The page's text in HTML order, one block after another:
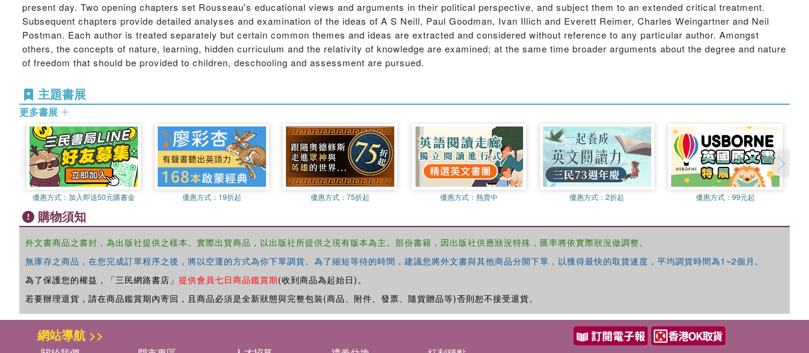
present day. Two opening chapters set Rousseau's educational views and arguments in their political perspective, and subject them to an extended critical treatment.
Subsequent chapters provide detailed analyses and examination of the ideas of A S Neill, Paul Goodman, Ivan Illich and Everett Reimer, Charles Weingartner and Neil
Postman. Each author is treated separately but certain common themes and ideas are extracted and considered without reference to any particular author. Amongst
others, the concepts of nature, learning, hidden curriculum and the relativity of knowledge are examined; at the same time broader arguments about the degree and nature
of freedom that should be provided to children, deschooling and assessment are pursued.
主題書展
更多書展
優惠方式： 加入即送50元購書金 優惠方式： 19折起 優惠方式：75折起 優惠方式： 熱賣中 優惠方式：2折起 優惠方式：99元起
購物須知
外文書商品之書封，為出版社提供之樣本。實際出貨商品，以出版社所提供之現有版本為主。部份書籍，因出版社供應狀況特殊，匯率將依實際狀況做調整。
無庫存之商品，在您完成訂單程序之後，將以空運的方式為你下單調貨。為了縮短等待的時間，建議您將外文書與其他商品分開下單，以獲得最快的取貨速度，平均調貨時間為1~2個月。
為了保護您的權益，「三民網路書店」 提供會員七日商品鑑賞期(收到商品為起始日)。
若要辦理退貨，請在商品鑑賞期內寄回，且商品必須是全新狀態與完整包裝(商品、附件、發票、隨貨贈品等)否則恕不接受退貨。
網站導航 >>